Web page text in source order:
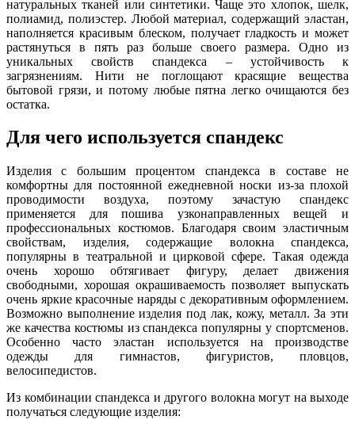
натуральных тканей или синтетики. Чаще это хлопок, шелк,
полиамид, полиэстер. Любой материал, содержащий эластан,
наполняется красивым блеском, получает гладкость и может
растянуться в пять раз больше своего размера. Одно из
уникальных свойств спандекса – устойчивость к
загрязнениям. Нити не поглощают красящие вещества
бытовой грязи, и потому любые пятна легко очищаются без
остатка.
Для чего используется спандекс
Изделия с большим процентом спандекса в составе не
комфортны для постоянной ежедневной носки из-за плохой
проводимости воздуха, поэтому зачастую спандекс
применяется для пошива узконаправленных вещей и
профессиональных костюмов. Благодаря своим эластичным
свойствам, изделия, содержащие волокна спандекса,
популярны в театральной и цирковой сфере. Такая одежда
очень хорошо обтягивает фигуру, делает движения
свободными, хорошая окрашиваемость позволяет выпускать
очень яркие красочные наряды с декоративным оформлением.
Возможно выполнение изделия под лак, кожу, металл. За эти
же качества костюмы из спандекса популярны у спортсменов.
Особенно часто эластан используется на производстве
одежды для гимнастов, фигуристов, пловцов,
велосипедистов.
Из комбинации спандекса и другого волокна могут на выходе
получаться следующие изделия: